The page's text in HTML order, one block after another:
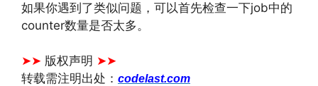
如果你遇到了类似问题，可以首先检查一下job中的
counter数量是否太多。
➤➤ 版权声明 ➤➤
转载需注明出处： codelast.com